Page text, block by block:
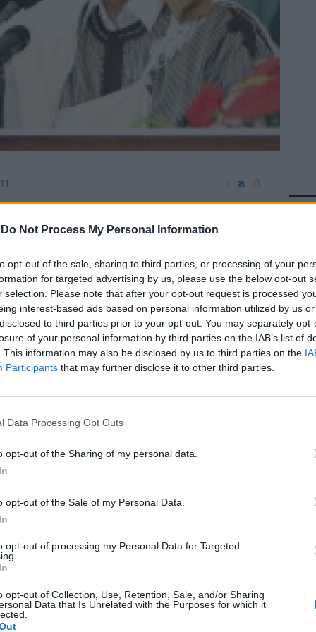
Do Not Process My Personal Information
opt-out of the sale, sharing to third parties, or processing of your
for targeted advertising by us, please use the below opt-out
selection. Please note that after your opt-out request is processed
interest-based ads based on personal information utilized by us
to third parties prior to your opt-out. You may separately
of your personal information by third parties on the IAB’s list of
This information may also be disclosed by us to third parties on the
Participants that may further disclose it to other third parties.
Data Processing Opt Outs
opt-out of the Sharing of my personal data.
opt-out of the Sale of my Personal Data.
opt-out of processing my Personal Data for Targeted
opt-out of Collection, Use, Retention, Sale, and/or Sharing
Data that Is Unrelated with the Purposes for which it
a
Un inverno di sangue. In Libia i
se ieri ha chiesto l'intervento
un cessate il fuoco. In Siria, il regime di
a reprimere con la forza le proteste. E
ormai è guerra civile. Tripoli chiede un
la Nato smentisce di aver ricevuto
ufficiale in proposito mentre le
sarebbero arrivate ad alcuni governi,
spagnolo: non sembra dunque
una svolta alle operazioni sul terreno,
condizione posta dai ribelli, e
politica. Il governo libico ha reso
chiesto alle Nazioni Unite e all'Unione
e di inviare degli osservatori.
spagnolo ha in particolare confermato di
un messaggio da Tripoli nel quale si
un accordo per ottenere un
Il regime libico ha già in passato
simili, per poi proseguire gli
la popolazione civile: un modo per
pressione per dare poi forza all'offensiva
In
Rudy Giuliani a Come States?
americana